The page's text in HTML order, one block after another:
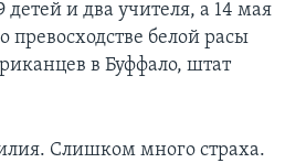
и два учителя, а 14 мая
белой расы
в Буффало, штат
Слишком много страха.